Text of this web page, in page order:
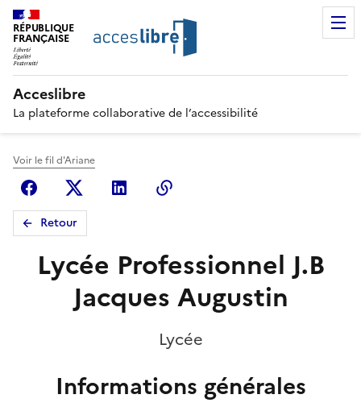
RÉPUBLIQUE
FRANÇAISE
Acceslibre
La plateforme collaborative de l’accessibilité
Voir le fil d'Ariane
FacebookX (anciennement Twitter)
Linkedin
Retour
Lycée Professionnel J.B
Jacques Augustin
Lycée
Informations générales